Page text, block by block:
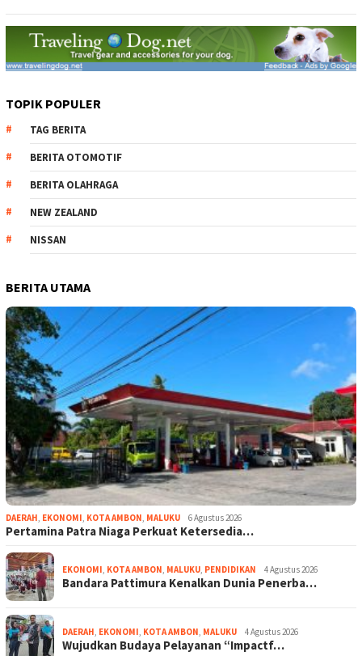
TOPIK POPULER
TAG BERITA
BERITA OTOMOTIF
BERITA OLAHRAGA
NEW ZEALAND
NISSAN
BERITA UTAMA
DAERAH, EKONOMI, KOTA AMBON, MALUKU 6 Agustus 2026
Pertamina Patra Niaga Perkuat Ketersedia…
EKONOMI, KOTA AMBON, MALUKU, PENDIDIKAN 4 Agustus 2026
Bandara Pattimura Kenalkan Dunia Penerba…
DAERAH, EKONOMI, KOTA AMBON, MALUKU 4 Agustus 2026
Wujudkan Budaya Pelayanan “Impactf…